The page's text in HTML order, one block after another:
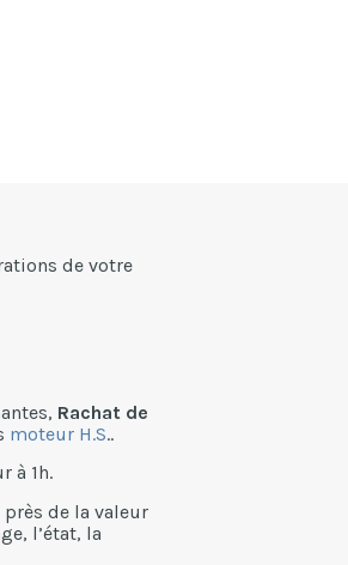
de votre
Rachat de
moteur H.S..
à 1h.
de la valeur
l’état, la